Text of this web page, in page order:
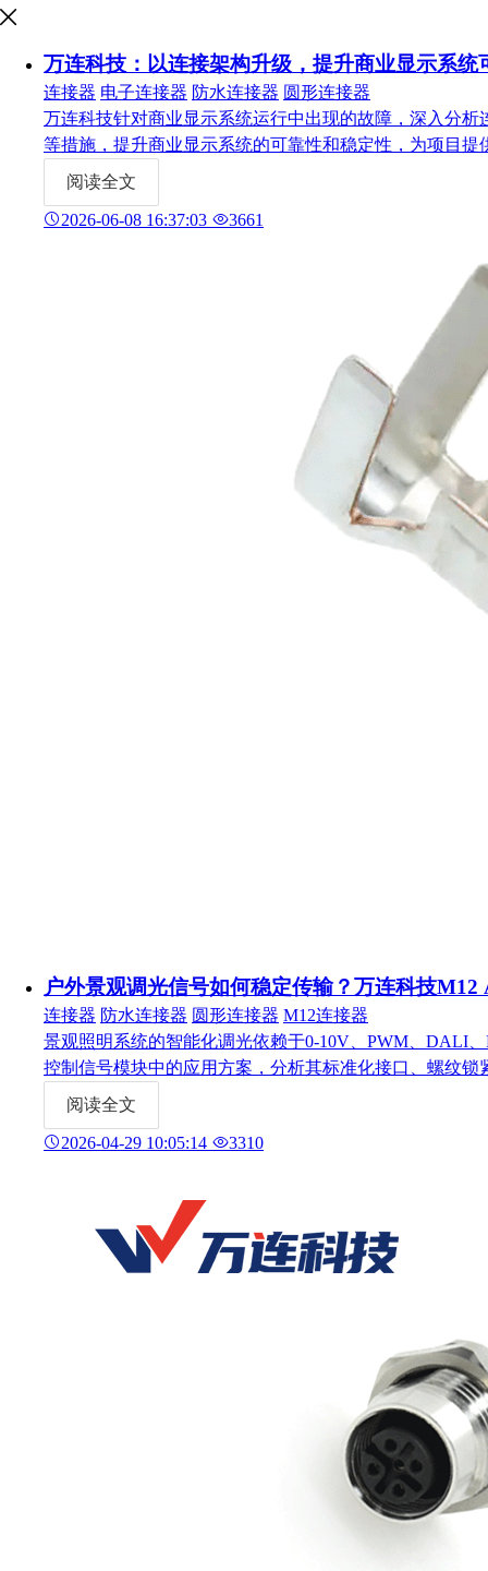
万连科技：以连接架构升级，提升商业显示系统
连接器 电子连接器 防水连接器 圆形连接器
万连科技针对商业显示系统运行中出现的故障，深入分
等措施，提升商业显示系统的可靠性和稳定性，为项目提
阅读全文
2026-06-08 16:37:03 3661
户外景观调光信号如何稳定传输？万连科技
连接器 防水连接器 圆形连接器 M12连接器
景观照明系统的智能化调光依赖于0-10V、PWM、DALI
控制信号模块中的应用方案，分析其标准化接口、螺纹
阅读全文
2026-04-29 10:05:14 3310